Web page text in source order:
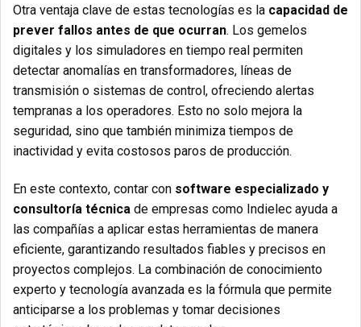
Otra ventaja clave de estas tecnologías es la capacidad de
prever fallos antes de que ocurran. Los gemelos
digitales y los simuladores en tiempo real permiten
detectar anomalías en transformadores, líneas de
transmisión o sistemas de control, ofreciendo alertas
tempranas a los operadores. Esto no solo mejora la
seguridad, sino que también minimiza tiempos de
inactividad y evita costosos paros de producción.
En este contexto, contar con software especializado y
consultoría técnica de empresas como Indielec ayuda a
las compañías a aplicar estas herramientas de manera
eficiente, garantizando resultados fiables y precisos en
proyectos complejos. La combinación de conocimiento
experto y tecnología avanzada es la fórmula que permite
anticiparse a los problemas y tomar decisiones